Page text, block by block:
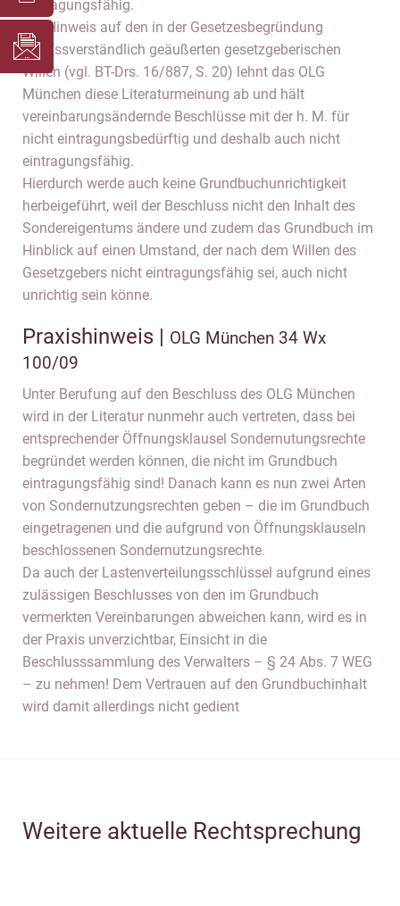
eintragungsfähig.
Mit Hinweis auf den in der Gesetzesbegründung
unmissverständlich geäußerten gesetzgeberischen
Willen (vgl. BT-Drs. 16/887, S. 20) lehnt das OLG
München diese Literaturmeinung ab und hält
vereinbarungsändernde Beschlüsse mit der h. M. für
nicht eintragungsbedürftig und deshalb auch nicht
eintragungsfähig.
Hierdurch werde auch keine Grundbuchunrichtigkeit
herbeigeführt, weil der Beschluss nicht den Inhalt des
Sondereigentums ändere und zudem das Grundbuch im
Hinblick auf einen Umstand, der nach dem Willen des
Gesetzgebers nicht eintragungsfähig sei, auch nicht
unrichtig sein könne.
Praxishinweis | OLG München 34 Wx
100/09
Unter Berufung auf den Beschluss des OLG München
wird in der Literatur nunmehr auch vertreten, dass bei
entsprechender Öffnungsklausel Sondernutungsrechte
begründet werden können, die nicht im Grundbuch
eintragungsfähig sind! Danach kann es nun zwei Arten
von Sondernutzungsrechten geben – die im Grundbuch
eingetragenen und die aufgrund von Öffnungsklauseln
beschlossenen Sondernutzungsrechte.
Da auch der Lastenverteilungsschlüssel aufgrund eines
zulässigen Beschlusses von den im Grundbuch
vermerkten Vereinbarungen abweichen kann, wird es in
der Praxis unverzichtbar, Einsicht in die
Beschlusssammlung des Verwalters – § 24 Abs. 7 WEG
– zu nehmen! Dem Vertrauen auf den Grundbuchinhalt
wird damit allerdings nicht gedient
Weitere aktuelle Rechtsprechung